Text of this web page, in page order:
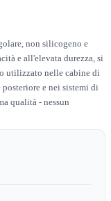
non silicogeno e
e all'elevata durezza, si
utilizzato nelle cabine di
e nei sistemi di
qualità - nessun